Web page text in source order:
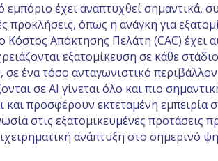
έχει αναπτυχθεί σημαντικά,
προκλήσεις, όπως η ανάγκη για
Απόκτησης Πελάτη (CAC) έχει
εξατομίκευση σε κάθε
σε ένα τόσο ανταγωνιστικό
σε AI γίνεται όλο και πιο
προσφέρουν εκτεταμένη εμπειρία
στις εξατομικευμένες προτάσεις
ανάπτυξη στο σημερινό